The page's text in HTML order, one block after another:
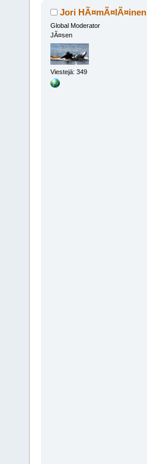
Jori HÃ¤mÃ¤lÃ¤inen
Global Moderator
JÃ¤sen
Viestejä: 349